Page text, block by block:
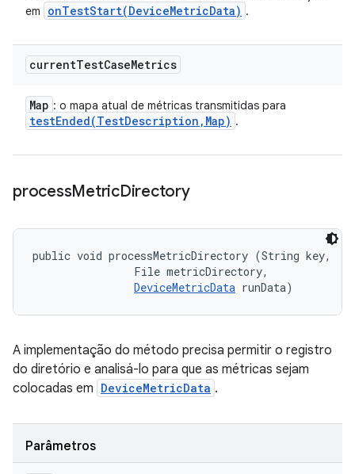
em
onTestStart(DeviceMetricData) .
currentTestCaseMetrics
Map : o mapa atual de métricas transmitidas para
testEnded(TestDescription , Map) .
processMetricDirectory
public void processMetricDirectory (String key,
                File metricDirectory,
DeviceMetricData runData)
A implementação do método precisa permitir o registro
do diretório e analisá-lo para que as métricas sejam
colocadas em DeviceMetricData .
Parâmetros